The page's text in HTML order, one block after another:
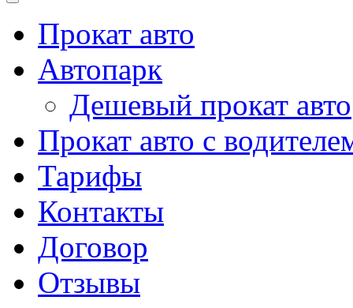
Прокат авто
Автопарк
Дешевый прокат авто
Прокат авто с
Тарифы
Контакты
Договор
Отзывы